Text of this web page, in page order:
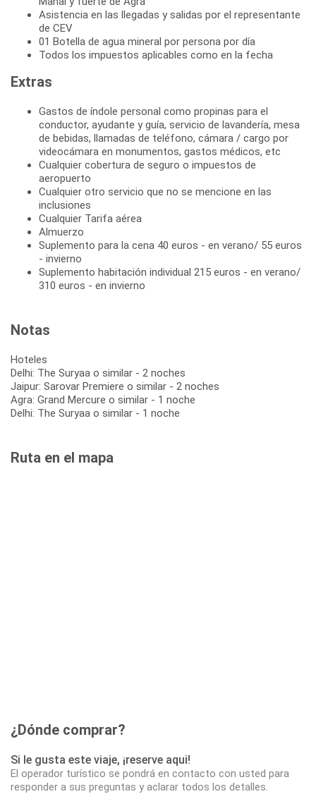
Asistencia en las llegadas y salidas por el representante
de CEV
01 Botella de agua mineral por persona por día
Todos los impuestos aplicables como en la fecha
Extras
Gastos de índole personal como propinas para el
conductor, ayudante y guía, servicio de lavandería, mesa
de bebidas, llamadas de teléfono, cámara / cargo por
videocámara en monumentos, gastos médicos, etc
Cualquier cobertura de seguro o impuestos de
aeropuerto
Cualquier otro servicio que no se mencione en las
inclusiones
Cualquier Tarifa aérea
Almuerzo
Suplemento para la cena 40 euros - en verano/ 55 euros
- invierno
Suplemento habitación individual 215 euros - en verano/
310 euros - en invierno
Notas
Hoteles
Delhi: The Suryaa o similar - 2 noches
Jaipur: Sarovar Premiere o similar - 2 noches
Agra: Grand Mercure o similar - 1 noche
Delhi: The Suryaa o similar - 1 noche
Ruta en el mapa
¿Dónde comprar?
Si le gusta este viaje, ¡reserve aqui!
El operador turístico se pondrá en contacto con usted para
responder a sus preguntas y aclarar todos los detalles.